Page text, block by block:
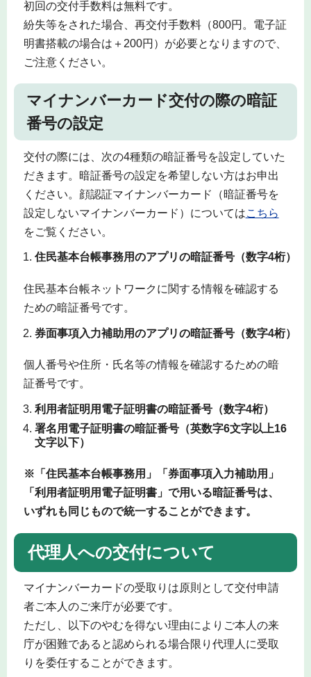
初回の交付手数料は無料です。
紛失等をされた場合、再交付手数料（800円。電子証
明書搭載の場合は＋200円）が必要となりますので、
ご注意ください。
マイナンバーカード交付の際の暗証
番号の設定
交付の際には、次の4種類の暗証番号を設定していた
だきます。暗証番号の設定を希望しない方はお申出
ください。顔認証マイナンバーカード（暗証番号を
設定しないマイナンバーカード）についてはこちら
をご覧ください。
住民基本台帳事務用のアプリの暗証番号（数字4桁）
住民基本台帳ネットワークに関する情報を確認する
ための暗証番号です。
券面事項入力補助用のアプリの暗証番号（数字4桁）
個人番号や住所・氏名等の情報を確認するための暗
証番号です。
利用者証明用電子証明書の暗証番号（数字4桁）
署名用電子証明書の暗証番号（英数字6文字以上16
文字以下）
※「住民基本台帳事務用」「券面事項入力補助用」
「利用者証明用電子証明書」で用いる暗証番号は、
いずれも同じもので統一することができます。
代理人への交付について
マイナンバーカードの受取りは原則として交付申請
者ご本人のご来庁が必要です。
ただし、以下のやむを得ない理由によりご本人の来
庁が困難であると認められる場合限り代理人に受取
りを委任することができます。